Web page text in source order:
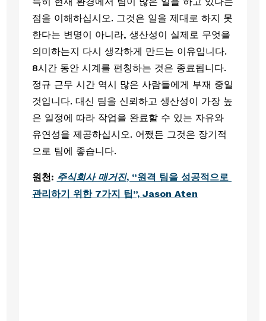
점을 이해하십시오. 그것은 일을 제대로 하지 못
한다는 변명이 아니라, 생산성이 실제로 무엇을
의미하는지 다시 생각하게 만드는 이유입니다.
8시간 동안 시계를 펀칭하는 것은 종료됩니다.
정규 근무 시간 역시 많은 사람들에게 부재 중일
것입니다. 대신 팀을 신뢰하고 생산성이 가장 높
은 일정에 따라 작업을 완료할 수 있는 자유와
유연성을 제공하십시오. 어쨌든 그것은 장기적
으로 팀에 좋습니다.
원천: 주식회사 매거진, “원격 팀을 성공적으로
관리하기 위한 7가지 팁”, Jason Aten